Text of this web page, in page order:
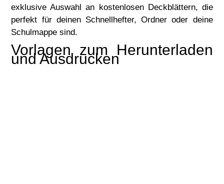
exklusive Auswahl an kostenlosen Deckblättern, die
perfekt für deinen Schnellhefter, Ordner oder deine
Schulmappe sind.
Vorlagen zum Herunterladen
und Ausdrucken